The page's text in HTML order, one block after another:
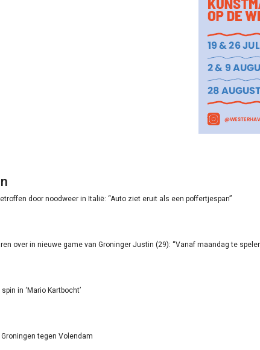
door noodweer in Italië: “Auto ziet eruit als een poffertjespan”
over in nieuwe game van Groninger Justin (29): “Vanaf maandag te
in ‘Mario Kartbocht’
tegen Volendam